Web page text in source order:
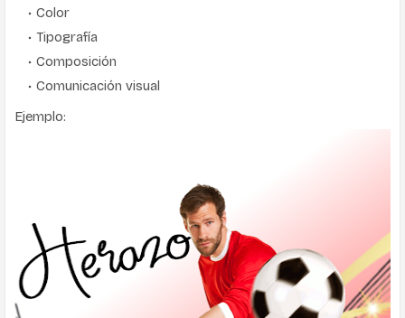
Color
Tipografía
Composición
Comunicación visual
Ejemplo: